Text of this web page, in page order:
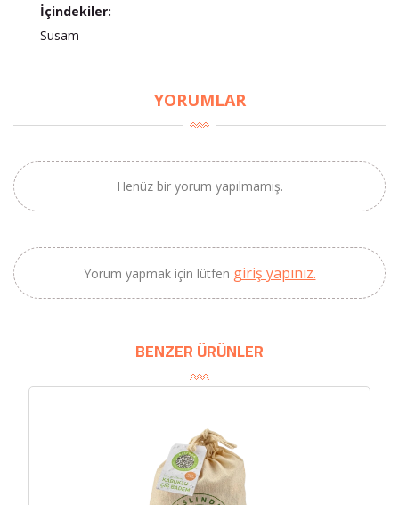
İçindekiler:
Susam
YORUMLAR
Henüz bir yorum yapılmamış.
Yorum yapmak için lütfen giriş yapınız.
BENZER ÜRÜNLER
BU HAFTANIN PLANLI İNDİRİMİ
2690,00 TL
Kaan Olgun Hasat
Zeytinyağı (5lt, Soğuk
Sıkım) - Bilgem